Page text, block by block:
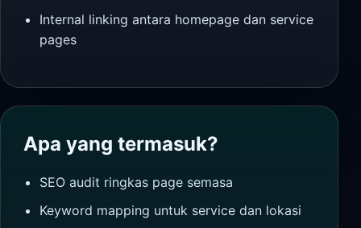
Internal linking antara homepage dan service
pages
Apa yang termasuk?
SEO audit ringkas page semasa
Keyword mapping untuk service dan lokasi